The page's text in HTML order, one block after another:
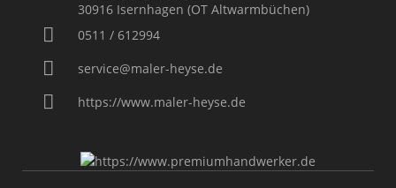
30916 Isernhagen (OT Altwarmbüchen)
0511 / 612994
service@maler-heyse.de
https://www.maler-heyse.de